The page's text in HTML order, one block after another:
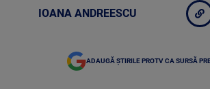
IOANA ANDREESCU
ADAUGĂ ȘTIRILE PROTV CA SURSĂ